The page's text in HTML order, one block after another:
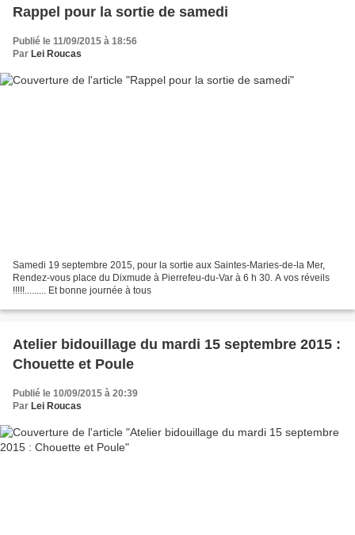
Rappel pour la sortie de samedi
Publié le 11/09/2015 à 18:56
Par Lei Roucas
Samedi 19 septembre 2015, pour la sortie aux Saintes-Maries-de-la Mer,
Rendez-vous place du Dixmude à Pierrefeu-du-Var à 6 h 30. A vos réveils
!!!!!......... Et bonne journée à tous
Atelier bidouillage du mardi 15 septembre 2015 :
Chouette et Poule
Publié le 10/09/2015 à 20:39
Par Lei Roucas